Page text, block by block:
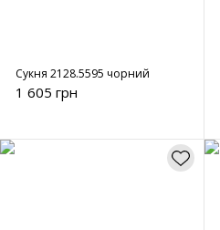
Сукня 2128.5595 чорний
1 605 грн